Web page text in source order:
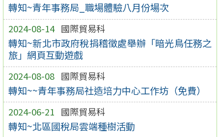
轉知~青年事務局_職場體驗八月份場次
2024-08-14 國際貿易科
轉知~新北市政府稅捐稽徵處舉辦「暗光鳥任務之
旅」網頁互動遊戲
2024-08-08 國際貿易科
轉知~~青年事務局社造培力中心工作坊（免費）
2024-06-21 國際貿易科
轉知~北區國稅局雲端種樹活動